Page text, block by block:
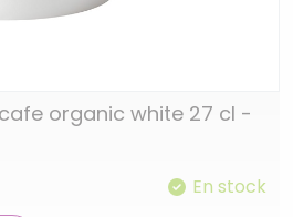
organic white 27 cl -
En stock